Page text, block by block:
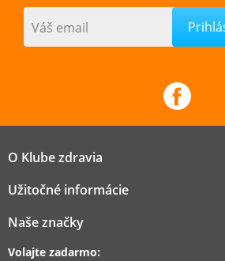
Váš email
O Klube zdravia
Užitočné informácie
Naše značky
Volajte zadarmo: